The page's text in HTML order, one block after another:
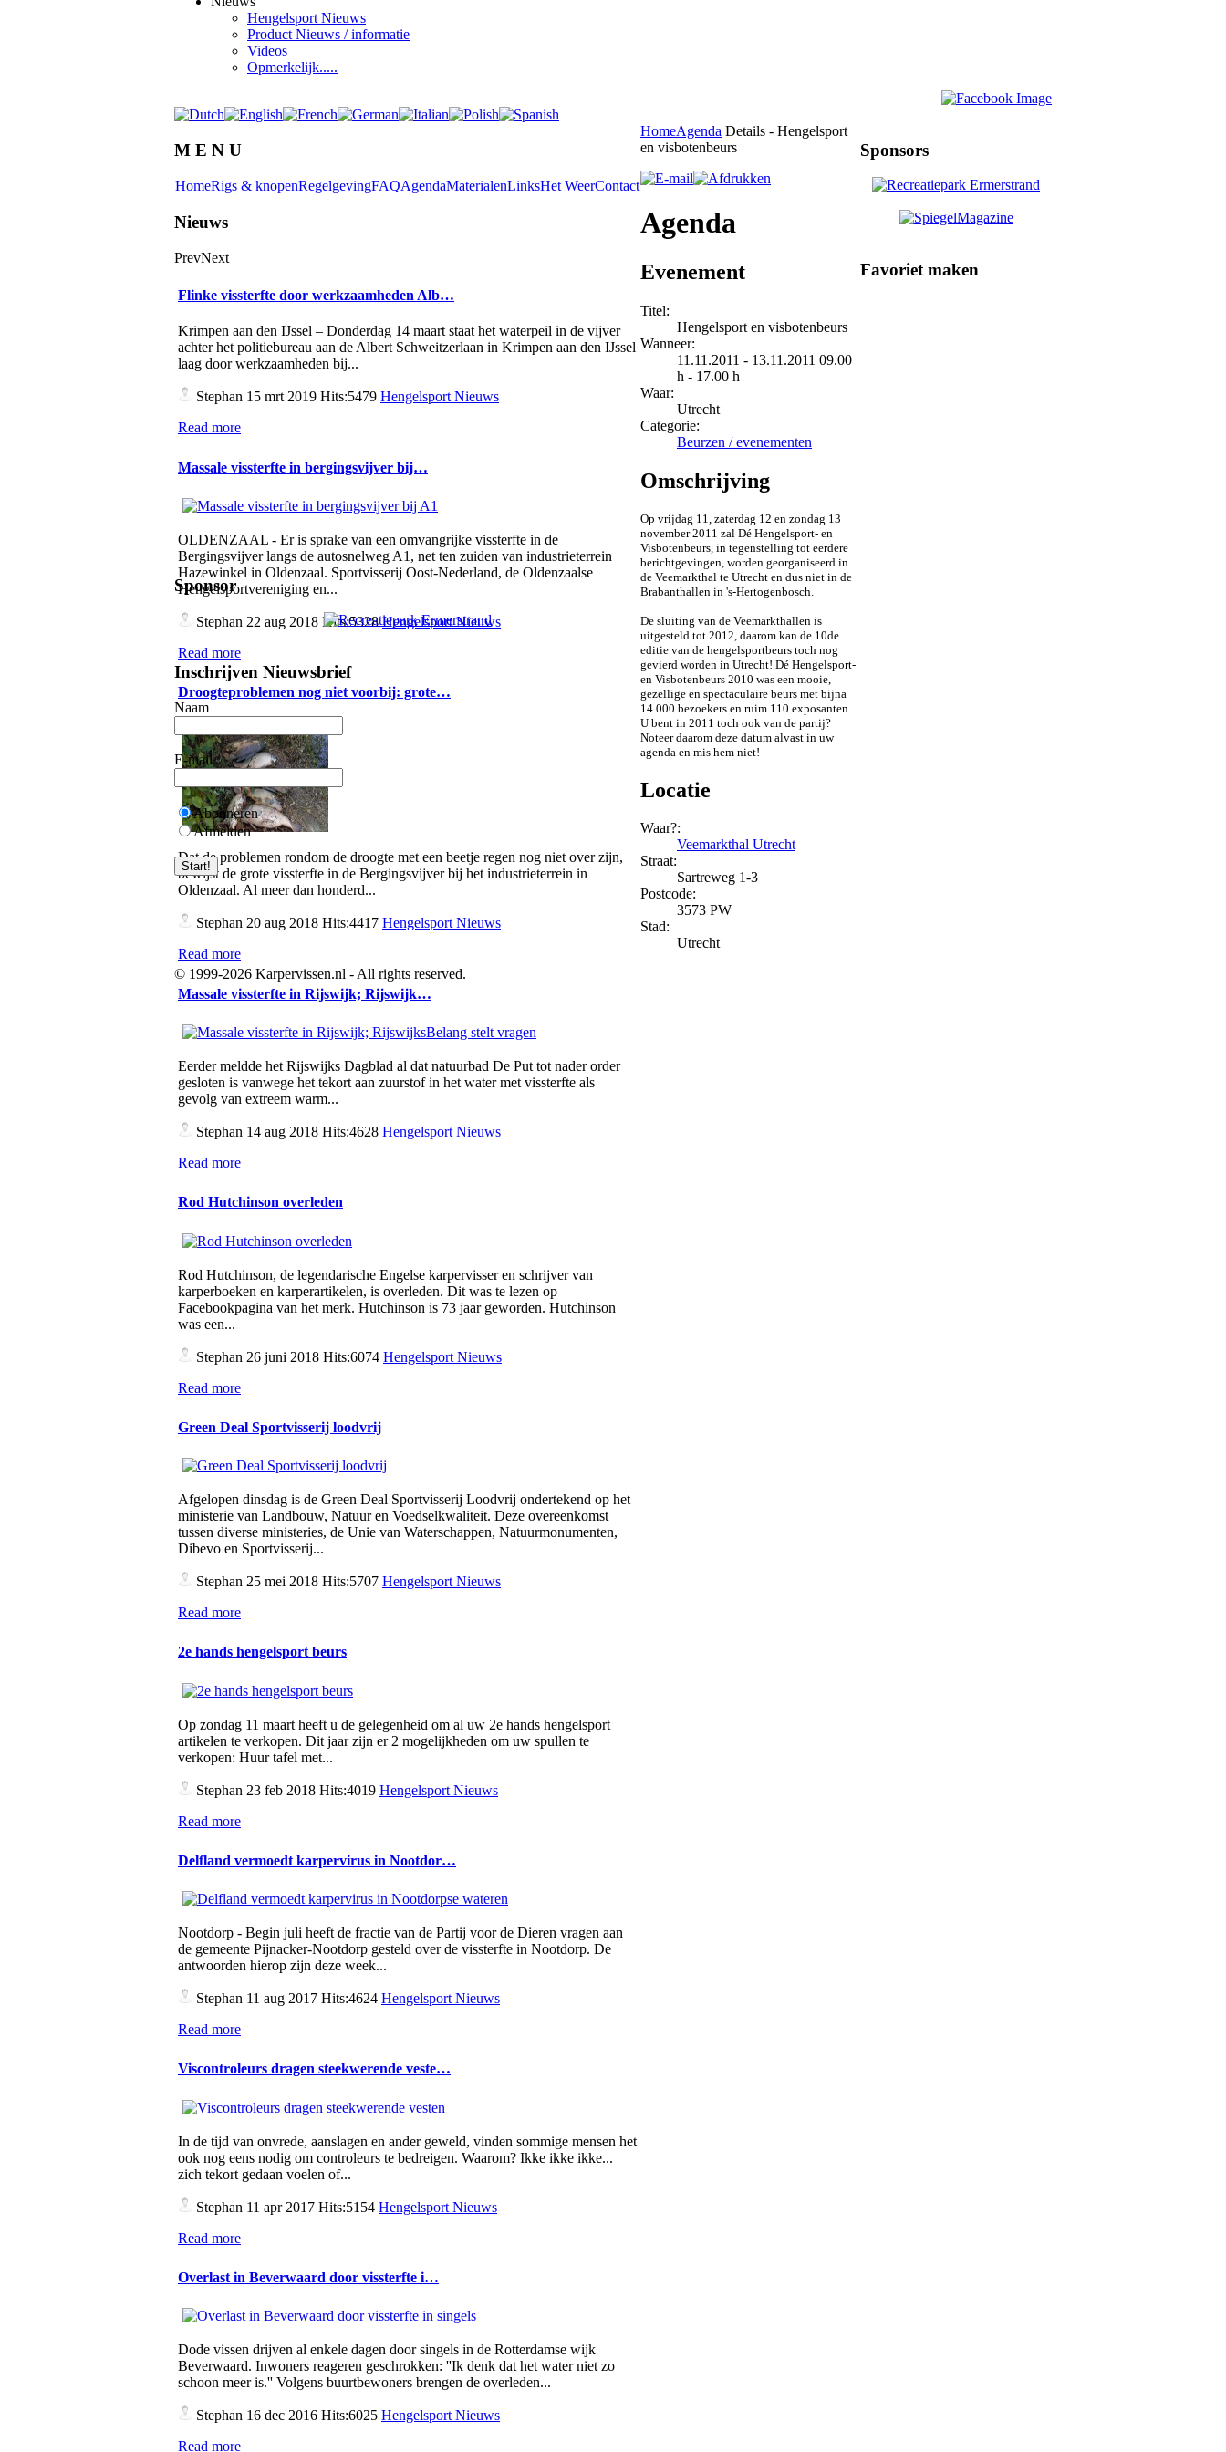
Hengelsport Nieuws
Product Nieuws / informatie
Videos
Opmerkelijk.....
M E N U
HomeRigs & knopenRegelgevingFAQAgendaMaterialenLinksHet WeerContact
Nieuws
PrevNext
Flinke vissterfte door werkzaamheden Alb…
Krimpen aan den IJssel – Donderdag 14 maart staat het waterpeil in de vijver
achter het politiebureau aan de Albert Schweitzerlaan in Krimpen aan den IJssel
laag door werkzaamheden bij...
Stephan 15 mrt 2019 Hits:5479 Hengelsport Nieuws
Read more
Massale vissterfte in bergingsvijver bij…
OLDENZAAL - Er is sprake van een omvangrijke vissterfte in de
Bergingsvijver langs de autosnelweg A1, net ten zuiden van industrieterrein
Hazewinkel in Oldenzaal. Sportvisserij Oost-Nederland, de Oldenzaalse
Hengelsportvereniging en...
Stephan 22 aug 2018 Hits:5328Hengelsport Nieuws
Read more
Droogteproblemen nog niet voorbij: grote…
Dat de problemen rondom de droogte met een beetje regen nog niet over zijn,
bewijst de grote vissterfte in de Bergingsvijver bij het industrieterrein in
Oldenzaal. Al meer dan honderd...
Stephan 20 aug 2018 Hits:4417 Hengelsport Nieuws
Read more
Massale vissterfte in Rijswijk; Rijswijk…
Eerder meldde het Rijswijks Dagblad al dat natuurbad De Put tot nader order
gesloten is vanwege het tekort aan zuurstof in het water met vissterfte als
gevolg van extreem warm...
Stephan 14 aug 2018 Hits:4628 Hengelsport Nieuws
Read more
Rod Hutchinson overleden
Rod Hutchinson, de legendarische Engelse karpervisser en schrijver van
karperboeken en karperartikelen, is overleden. Dit was te lezen op
Facebookpagina van het merk. Hutchinson is 73 jaar geworden. Hutchinson
was een...
Stephan 26 juni 2018 Hits:6074 Hengelsport Nieuws
Read more
Green Deal Sportvisserij loodvrij
Afgelopen dinsdag is de Green Deal Sportvisserij Loodvrij ondertekend op het
ministerie van Landbouw, Natuur en Voedselkwaliteit. Deze overeenkomst
tussen diverse ministeries, de Unie van Waterschappen, Natuurmonumenten,
Dibevo en Sportvisserij...
Stephan 25 mei 2018 Hits:5707 Hengelsport Nieuws
Read more
2e hands hengelsport beurs
Op zondag 11 maart heeft u de gelegenheid om al uw 2e hands hengelsport
artikelen te verkopen. Dit jaar zijn er 2 mogelijkheden om uw spullen te
verkopen: Huur tafel met...
Stephan 23 feb 2018 Hits:4019 Hengelsport Nieuws
Read more
Delfland vermoedt karpervirus in Nootdor…
Nootdorp - Begin juli heeft de fractie van de Partij voor de Dieren vragen aan
de gemeente Pijnacker-Nootdorp gesteld over de vissterfte in Nootdorp. De
antwoorden hierop zijn deze week...
Stephan 11 aug 2017 Hits:4624 Hengelsport Nieuws
Read more
Viscontroleurs dragen steekwerende veste…
In de tijd van onvrede, aanslagen en ander geweld, vinden sommige mensen het
ook nog eens nodig om controleurs te bedreigen. Waarom? Ikke ikke ikke...
zich tekort gedaan voelen of...
Stephan 11 apr 2017 Hits:5154 Hengelsport Nieuws
Read more
Overlast in Beverwaard door vissterfte i…
Dode vissen drijven al enkele dagen door singels in de Rotterdamse wijk
Beverwaard. Inwoners reageren geschrokken: ''Ik denk dat het water niet zo
schoon meer is.'' Volgens buurtbewoners brengen de overleden...
Stephan 16 dec 2016 Hits:6025 Hengelsport Nieuws
Read more
Sponsor
Inschrijven Nieuwsbrief
Naam
E-mail
Abonneren
Afmelden
HomeAgenda Details - Hengelsport
en visbotenbeurs
Agenda
Evenement
Titel:
Hengelsport en visbotenbeurs
Wanneer:
11.11.2011 - 13.11.2011 09.00
h - 17.00 h
Waar:
Utrecht
Categorie:
Beurzen / evenementen
Omschrijving
Op vrijdag 11, zaterdag 12 en zondag 13
november 2011 zal Dé Hengelsport- en
Visbotenbeurs, in tegenstelling tot eerdere
berichtgevingen, worden georganiseerd in
de Veemarkthal te Utrecht en dus niet in de
Brabanthallen in 's-Hertogenbosch.
De sluiting van de Veemarkthallen is
uitgesteld tot 2012, daarom kan de 10de
editie van de hengelsportbeurs toch nog
gevierd worden in Utrecht! Dé Hengelsport-
en Visbotenbeurs 2010 was een mooie,
gezellige en spectaculaire beurs met bijna
14.000 bezoekers en ruim 110 exposanten.
U bent in 2011 toch ook van de partij?
Noteer daarom deze datum alvast in uw
agenda en mis hem niet!
Locatie
Waar?:
Veemarkthal Utrecht
Straat:
Sartreweg 1-3
Postcode:
3573 PW
Stad:
Utrecht
Sponsors
Favoriet maken
© 1999-2026 Karpervissen.nl - All rights reserved.